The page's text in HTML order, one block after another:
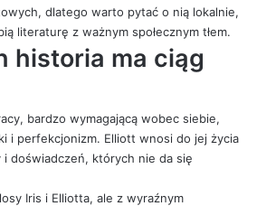
dlatego warto pytać o nią lokalnie,
literaturę z ważnym społecznym tłem.
historia ma ciąg
bardzo wymagającą wobec siebie,
i perfekcjonizm. Elliott wnosi do jej życia
doświadczeń, których nie da się
Iris i Elliotta, ale z wyraźnym